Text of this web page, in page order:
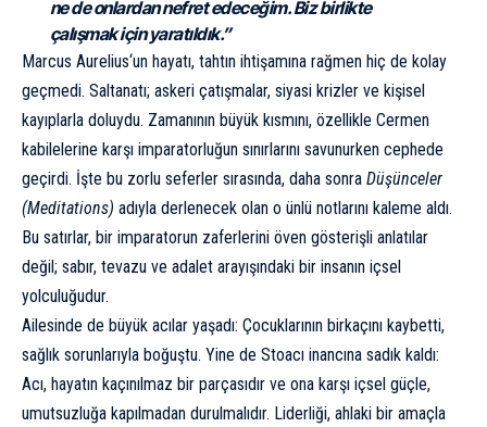
ne de onlardan nefret edeceğim. Biz birlikte
çalışmak için yaratıldık.”
Marcus Aurelius‘un hayatı, tahtın ihtişamına rağmen hiç de kolay
geçmedi. Saltanatı; askeri çatışmalar, siyasi krizler ve kişisel
kayıplarla doluydu. Zamanının büyük kısmını, özellikle Cermen
kabilelerine karşı imparatorluğun sınırlarını savunurken cephede
geçirdi. İşte bu zorlu seferler sırasında, daha sonra Düşünceler
(Meditations) adıyla derlenecek olan o ünlü notlarını kaleme aldı.
Bu satırlar, bir imparatorun zaferlerini öven gösterişli anlatılar
değil; sabır, tevazu ve adalet arayışındaki bir insanın içsel
yolculuğudur.
Ailesinde de büyük acılar yaşadı: Çocuklarının birkaçını kaybetti,
sağlık sorunlarıyla boğuştu. Yine de Stoacı inancına sadık kaldı:
Acı, hayatın kaçınılmaz bir parçasıdır ve ona karşı içsel güçle,
umutsuzluğa kapılmadan durulmalıdır. Liderliği, ahlaki bir amaçla